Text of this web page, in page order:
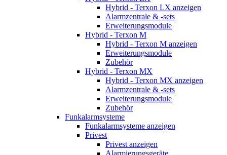
Hybrid - Terxon LX anzeigen
Alarmzentrale & -sets
Erweiterungsmodule
Hybrid - Terxon M
Hybrid - Terxon M anzeigen
Erweiterungsmodule
Zubehör
Hybrid - Terxon MX
Hybrid - Terxon MX anzeigen
Alarmzentrale & -sets
Erweiterungsmodule
Zubehör
Funkalarmsysteme
Funkalarmsysteme anzeigen
Privest
Privest anzeigen
Alarmierungsgeräte